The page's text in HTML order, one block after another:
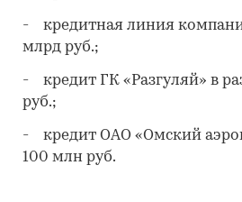
- кредитная линия
млрд руб.;
- кредит ГК «Разгуляй» в
руб.;
- кредит ОАО «Омский
100 млн руб.